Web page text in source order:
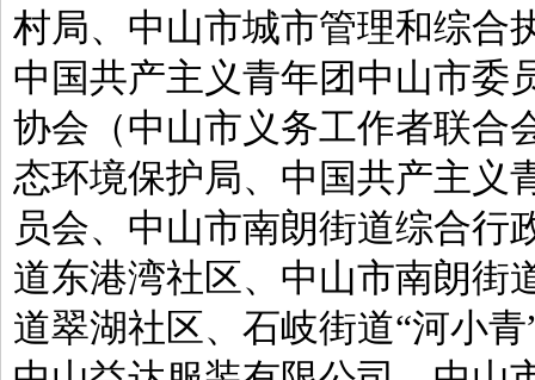
村局、中山市城市管理和综合
中国共产主义青年团中山市委
协会（中山市义务工作者联合
态环境保护局、中国共产主义
员会、中山市南朗街道综合行
道东港湾社区、中山市南朗街
道翠湖社区、石岐街道“河小